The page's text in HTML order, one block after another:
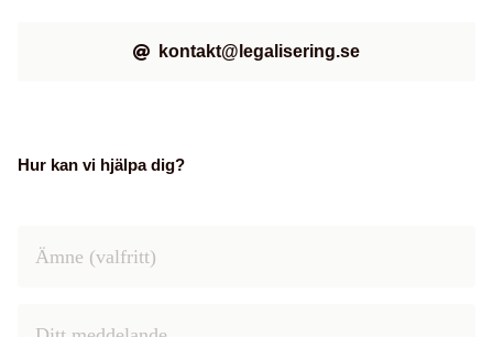
kontakt@legalisering.se
Hur kan vi hjälpa dig?